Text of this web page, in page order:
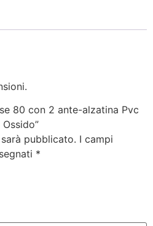
80 con 2 ante-alzatina Pvc
pubblicato. I campi
*